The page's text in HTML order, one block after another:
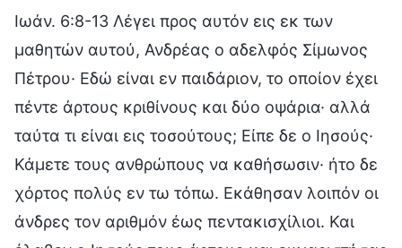
Ιωάν. 6:8-13 Λέγει προς αυτόν εις εκ των
μαθητών αυτού, Ανδρέας ο αδελφός Σίμωνος
Πέτρου· Εδώ είναι εν παιδάριον, το οποίον έχει
πέντε άρτους κριθίνους και δύο οψάρια· αλλά
ταύτα τι είναι εις τοσούτους; Είπε δε ο Ιησούς·
Κάμετε τους ανθρώπους να καθήσωσιν· ήτο δε
χόρτος πολύς εν τω τόπω. Εκάθησαν λοιπόν οι
άνδρες τον αριθμόν έως πεντακισχίλιοι. Και